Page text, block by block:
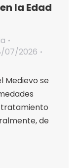
la Edad
07/2026
Medievo se
tratamiento
de